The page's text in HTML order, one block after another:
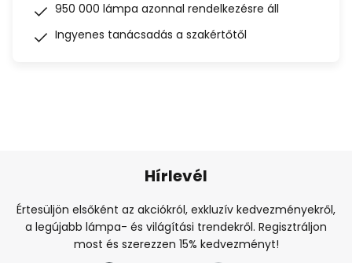
950 000 lámpa azonnal rendelkezésre áll
Ingyenes tanácsadás a szakértőtől
Hírlevél
Értesüljön elsőként az akciókról, exkluzív kedvezményekről,
a legújabb lámpa- és világítási trendekről. Regisztráljon
most és szerezzen 15% kedvezményt!